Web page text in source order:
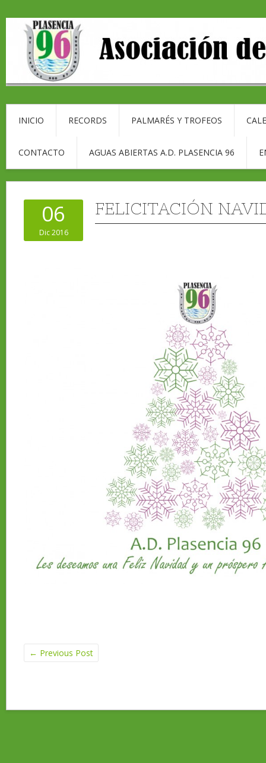
INICIO RECORDS PALMARÉS Y TROFEOS
CONTACTO AGUAS ABIERTAS A.D. PLASENCIA 96
06
Dic 2016
FELICITACIÓN
← Previous Post